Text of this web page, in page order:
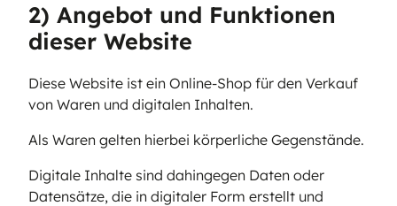
2) Angebot und Funktionen
dieser Website
Diese Website ist ein Online-Shop für den Verkauf
von Waren und digitalen Inhalten.
Als Waren gelten hierbei körperliche Gegenstände.
Digitale Inhalte sind dahingegen Daten oder
Datensätze, die in digitaler Form erstellt und